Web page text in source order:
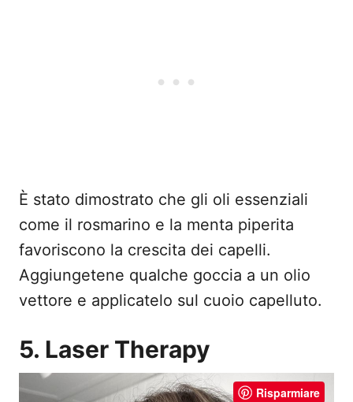
È stato dimostrato che gli oli essenziali
come il rosmarino e la menta piperita
favoriscono la crescita dei capelli.
Aggiungetene qualche goccia a un olio
vettore e applicatelo sul cuoio capelluto.
5. Laser Therapy
Risparmiare